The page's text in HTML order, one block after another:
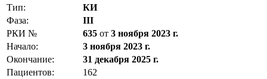
Тип:
КИ
Фаза:
III
РКИ №
635 от 3 ноября 2023 г.
Начало:
3 ноября 2023 г.
Окончание:
31 декабря 2025 г.
Пациентов:
162